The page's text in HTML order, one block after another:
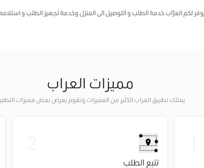
لكم العرّاب خدمة الطلب و التوصيل الى المنزل وخدمة تجهيز الطلب و
مميزات العراب
يمتلك تطبيق العراب الكثير من المميزات ونقوم بعرض بعض مميزات
تتبع الطلب